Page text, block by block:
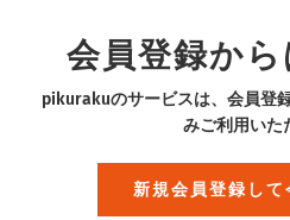
会員登録か
pikurakuのサービスは、会員登
みご利用いた
新規会員登録して